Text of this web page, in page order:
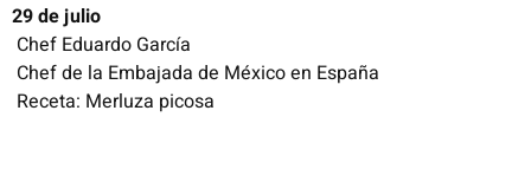
29 de julio
 Chef Eduardo García
 Chef de la Embajada de México en España
 Receta: Merluza picosa